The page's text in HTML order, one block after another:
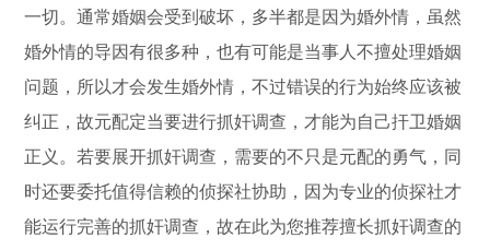
一切。通常婚姻会受到破坏，多半都是因为婚外情，虽然
婚外情的导因有很多种，也有可能是当事人不擅处理婚姻
问题，所以才会发生婚外情，不过错误的行为始终应该被
纠正，故元配定当要进行抓奸调查，才能为自己扞卫婚姻
正义。若要展开抓奸调查，需要的不只是元配的勇气，同
时还要委托值得信赖的侦探社协助，因为专业的侦探社才
能运行完善的抓奸调查，故在此为您推荐擅长抓奸调查的